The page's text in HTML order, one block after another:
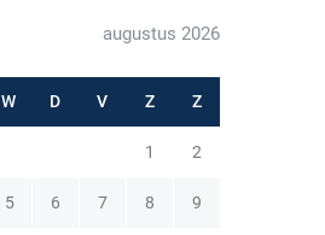
augustus 2026
W D V Z Z
1 2
5 6 7 8 9